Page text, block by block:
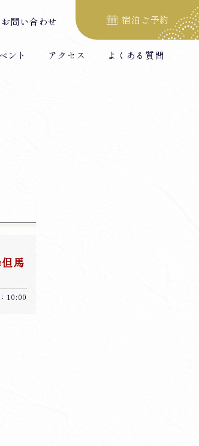
ント アクセス よくある質問
お問い合わせ 宿泊ご予約
馬
10:00